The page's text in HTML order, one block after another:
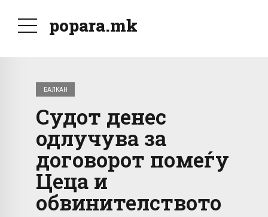
popara.mk
БАЛКАН
Судот денес
одлучува за
договорот помеѓу
Цеца и
обвинителството